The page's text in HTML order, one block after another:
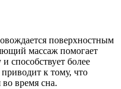
поверхностным
массаж помогает
способствует более
к тому, что
во время сна.